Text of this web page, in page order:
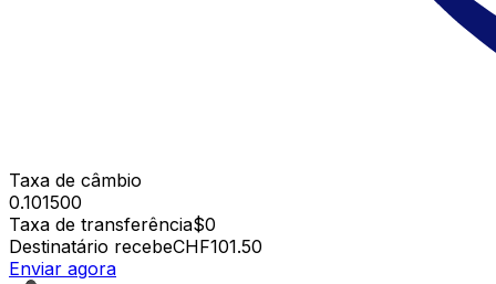
Taxa de câmbio
0.101500
Taxa de transferência$0
Destinatário recebeCHF101.50
Enviar agora